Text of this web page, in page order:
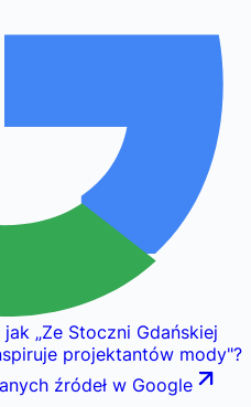
jak „Ze Stoczni Gdańskiej
projektantów mody"?
źródeł w Google